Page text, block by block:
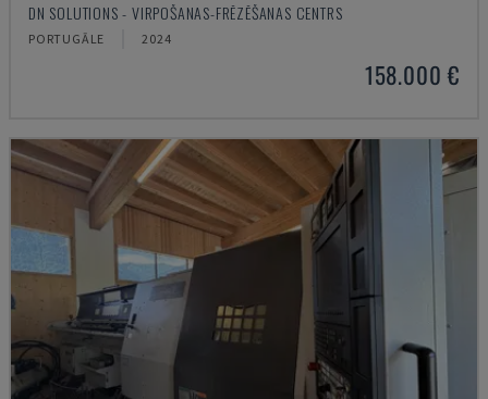
DN SOLUTIONS - VIRPOŠANAS-FRĒZĒŠANAS CENTRS
PORTUGĀLE 2024
158.000 €